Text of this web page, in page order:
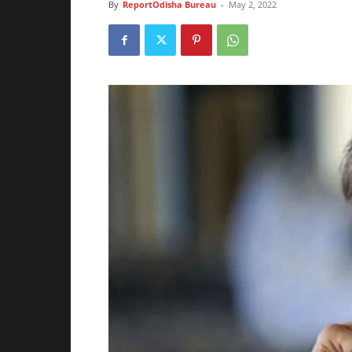
By ReportOdisha Bureau - May 2, 2022